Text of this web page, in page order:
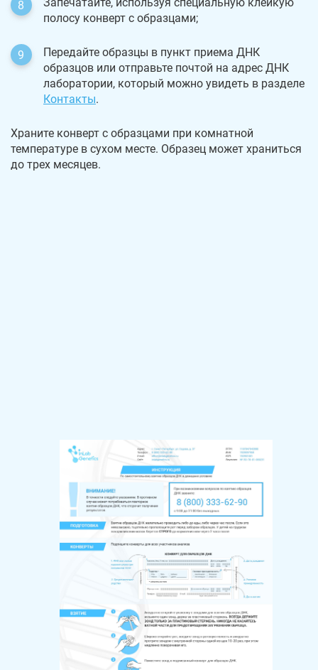
полосу конверт с образцами;
Передайте образцы в пункт приема ДНК
образцов или отправьте почтой на адрес ДНК
лаборатории, который можно увидеть в разделе
Контакты.
Храните конверт с образцами при комнатной
температуре в сухом месте. Образец может храниться
до трех месяцев.